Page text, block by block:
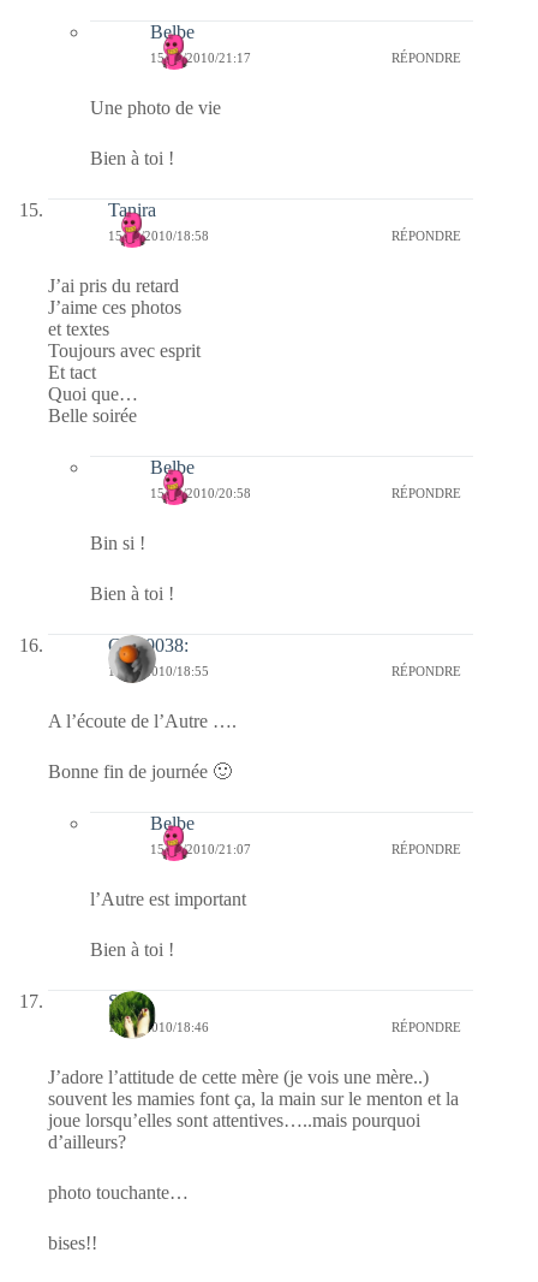
Belbe
15/04/2010/21:17 RÉPONDRE
Une photo de vie
Bien à toi !
Tanira
15/04/2010/18:58 RÉPONDRE
J’ai pris du retard
J’aime ces photos
et textes
Toujours avec esprit
Et tact
Quoi que…
Belle soirée
Belbe
15/04/2010/20:58 RÉPONDRE
Bin si !
Bien à toi !
Clo :0038:
15/04/2010/18:55 RÉPONDRE
A l’écoute de l’Autre ….
Bonne fin de journée 🙂
Belbe
15/04/2010/21:07 RÉPONDRE
l’Autre est important
Bien à toi !
S
15/04/2010/18:46 RÉPONDRE
J’adore l’attitude de cette mère (je vois une mère..)
souvent les mamies font ça, la main sur le menton et la
joue lorsqu’elles sont attentives…..mais pourquoi
d’ailleurs?
photo touchante…
bises!!